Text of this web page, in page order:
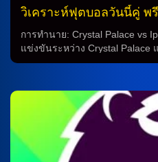
มากกว่ากับทีมฟูแล่ม โดยการเล่
เพิ่มโอกาสในการชนะอย่างมา
พร้อมและมีฟอร์มที่ดี การทำนา
จะมีโอกาสมากกว่ากับทีมฟูแล่ม
เพื่อดูผลการทำนายของเราว่าจ
ของทีมไบรท์ตันนั้นมีโอกาสมาก
ในการทำนายของเราว่าทีมไบ
นี้ ลุ้นเป็นอย่างมากในการทำนา
ได้ที่นี่ เพื่อเสิร์จการทำนายของ
อย่างใกล้ชิด การวิเคราะห์การแ
ฟุตบอลเป็นกระบวนการที่ถูกนำม
วิเคราะห์ฟุตบอลวันนี้คู่ พ
พาเลซ vs อิปสวิช ทาวน์
การทำนาย: Crystal Palace vs
แข่งขันระหว่าง Crystal Palace
เผชิญกันมาบ่อยมากในอดีต โดย
Crystal Palace ในเกมนี้จะต้อง
เวอร์ กลาสเนอร์ กุนซือของเจ้า
เจ็บค้างอีก 4 ราย ซึ่งอาจมีผลต่
ทีม แต่ต้องปรับตัวให้ดีน เฮนเดอ
จะรองรับความสามารถของ
ความสามารถของ คริส ริชาร์ดส์